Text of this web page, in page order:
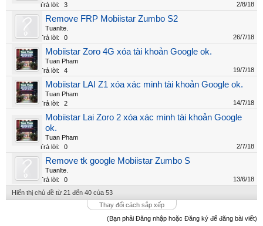
Welcome
Trả lời:
3 2/8/18
Remove FRP Mobiistar Zumbo S2
Tuanlte.
Trả lời:
0 26/7/18
Mobiistar Zoro 4G xóa tài khoản Google ok.
Tuan Pham
Trả lời:
4 19/7/18
Mobiistar LAI Z1 xóa xác minh tài khoản Google ok.
Tuan Pham
Trả lời:
2 14/7/18
Mobiistar Lai Zoro 2 xóa xác minh tài khoản Google
ok.
Tuan Pham
Trả lời:
0 2/7/18
Remove tk google Mobiistar Zumbo S
Tuanlte.
Trả lời:
0
13/6/18
Hiển thị chủ đề từ 21 đến 40 của 53
Thay đổi cách sắp xếp
(Bạn phải Đăng nhập hoặc Đăng ký để đăng bài viết)